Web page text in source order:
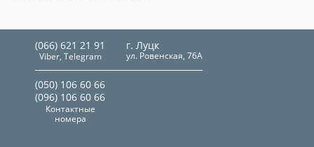
(066) 621 21 91
Viber, Telegram
г. Луцк
ул. Ровенская, 76А
(050) 106 60 66
(096) 106 60 66
Контактные
номера